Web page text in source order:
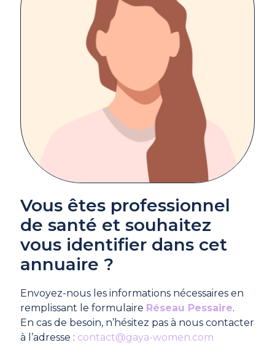
Vous êtes professionnel
de santé et souhaitez
vous identifier dans cet
annuaire ?
Envoyez-nous les informations nécessaires en
remplissant le formulaire Réseau Pessaire.
En cas de besoin, n’hésitez pas à nous contacter
à l’adresse : contact@gaya-women.com